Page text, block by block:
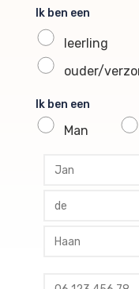
Ik ben een
leerling
ouder/
Ik ben een
Man
profile
profile
profile
profile telefoon